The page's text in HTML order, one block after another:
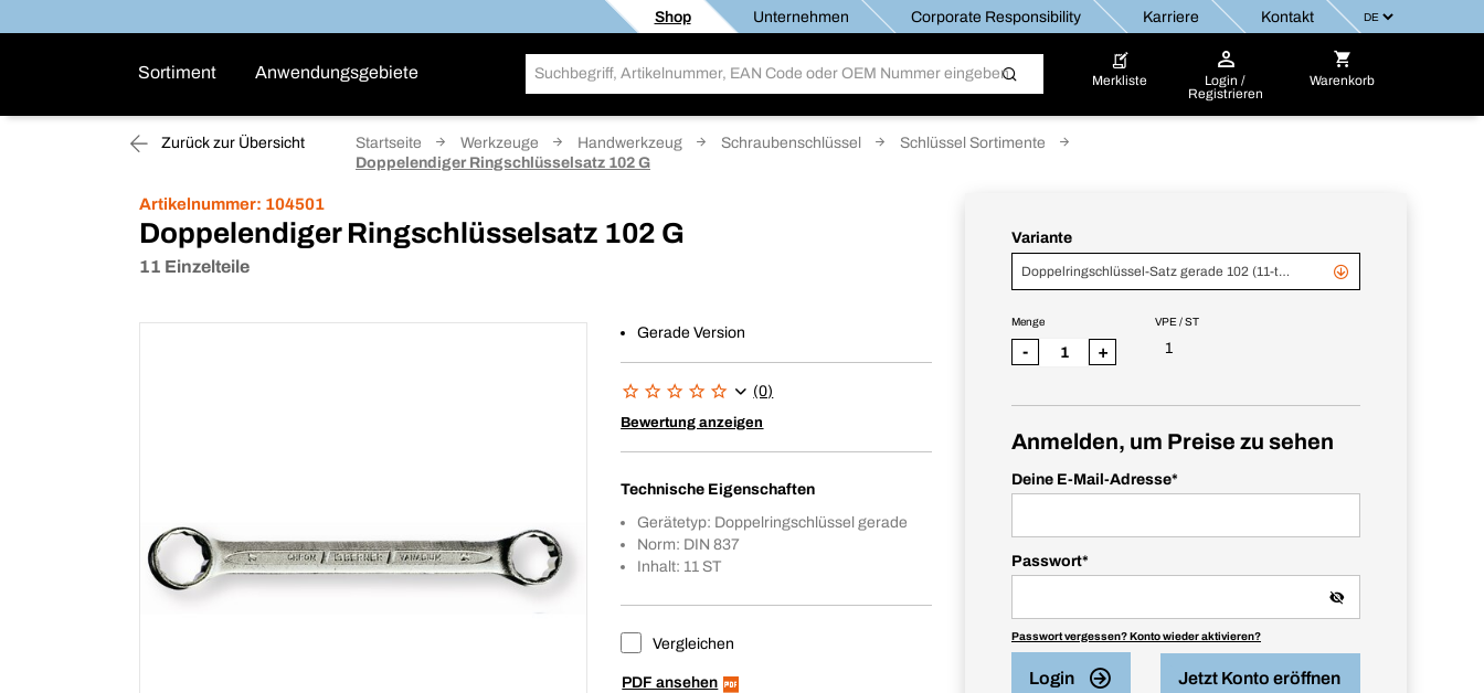
Shop Unternehmen Corporate Responsibility Karriere Kontakt
Sortiment Anwendungsgebiete Merkliste
Login /
Registrieren
Warenkorb
Zurück zur Übersicht Startseite Werkzeuge Handwerkzeug Schraubenschlüssel
Schlüssel Sortimente
Doppelendiger Ringschlüsselsatz 102 G
Artikelnummer: 104501
Doppelendiger Ringschlüsselsatz 102 G
11 Einzelteile
Gerade Version
(0)
Bewertung anzeigen
Technische Eigenschaften
Gerätetyp: Doppelringschlüssel gerade
Norm: DIN 837
Inhalt: 11 ST
Vergleichen
PDF ansehen
Variante
Doppelringschlüssel-Satz gerade 102 (11-teilig)
VPE / ST
1
Menge
- +
Anmelden, um Preise zu sehen
Deine E-Mail-Adresse*
Passwort*
Passwort vergessen? Konto wieder aktivieren?
Login Jetzt Konto eröffnen